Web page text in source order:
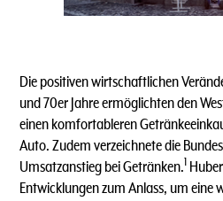
Die positiven wirtschaftlichen
und 70er Jahre ermöglichten den
einen komfortableren
Auto. Zudem verzeichnete die
Umsatzanstieg bei Getränken.1
Entwicklungen zum Anlass, um eine